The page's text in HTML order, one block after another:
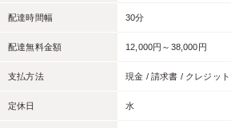
配達時間幅 30分
配達無料金額 12,000円～38,000円
支払方法 現金 / 請求書 / クレジット
定休日 水